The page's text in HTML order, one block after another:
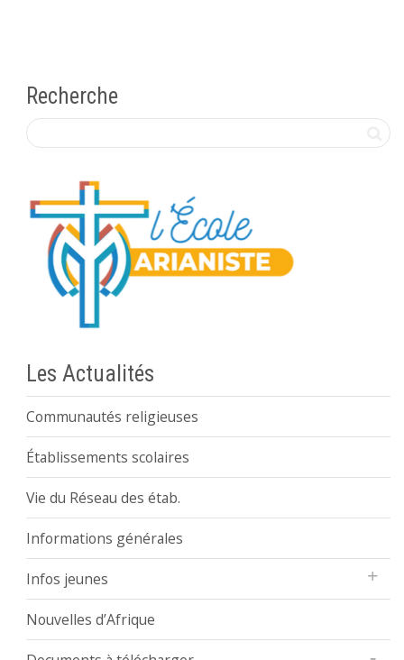
Recherche
Les Actualités
Communautés religieuses
Établissements scolaires
Vie du Réseau des étab.
Informations générales
Infos jeunes
Nouvelles d’Afrique